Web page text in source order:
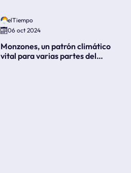
elTiempo
06 oct 2024
Monzones, un patrón climático
vital para varias partes del